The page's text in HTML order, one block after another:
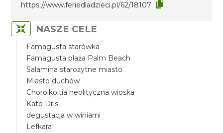
https://www.feriedladzieci.pl/62/18107
NASZE CELE
Famagusta starówka
Famagusta plaża Palm Beach
Salamina starożytne miasto
Miasto duchów
Choroikoitia neolityczna wioska
Kato Dris
degustacja w winiarni
Lefkara